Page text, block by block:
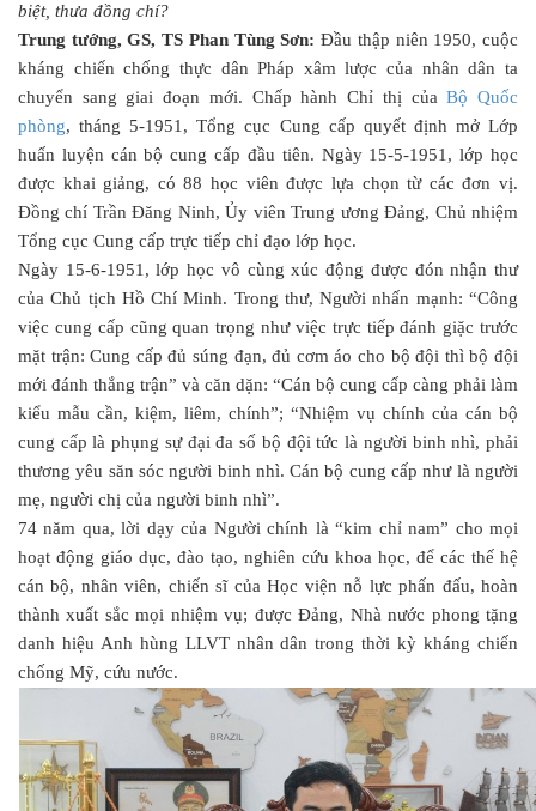
biệt, thưa đồng chí?
Trung tướng, GS, TS Phan Tùng Sơn:Đầu thập niên 1950, cuộc
kháng chiến chống thực dân Pháp xâm lược của nhân dân ta
chuyển sang giai đoạn mới. Chấp hành Chỉ thị củaBộ Quốc
phòng, tháng 5-1951, Tổng cục Cung cấp quyết định mở Lớp
huấn luyện cán bộ cung cấp đầu tiên. Ngày 15-5-1951, lớp học
được khai giảng, có 88 học viên được lựa chọn từ các đơn vị.
Đồng chí Trần Đăng Ninh, Ủy viên Trung ương Đảng, Chủ nhiệm
Tổng cục Cung cấp trực tiếp chỉ đạo lớp học.
Ngày 15-6-1951, lớp học vô cùng xúc động được đón nhận thư
của Chủ tịch Hồ Chí Minh. Trong thư, Người nhấn mạnh: “Công
việc cung cấp cũng quan trọng như việc trực tiếp đánh giặc trước
mặt trận: Cung cấp đủ súng đạn, đủ cơm áo cho bộ đội thì bộ đội
mới đánh thắng trận” và căn dặn: “Cán bộ cung cấp càng phải làm
kiểu mẫu cần, kiệm, liêm, chính”; “Nhiệm vụ chính của cán bộ
cung cấp là phụng sự đại đa số bộ đội tức là người binh nhì, phải
thương yêu săn sóc người binh nhì. Cán bộ cung cấp như là người
mẹ, người chị của người binh nhì”.
74 năm qua, lời dạy của Người chính là “kim chỉ nam” cho mọi
hoạt động giáo dục, đào tạo, nghiên cứu khoa học, để các thế hệ
cán bộ, nhân viên, chiến sĩ của Học viện nỗ lực phấn đấu, hoàn
thành xuất sắc mọi nhiệm vụ; được Đảng, Nhà nước phong tặng
danh hiệu Anh hùng LLVT nhân dân trong thời kỳ kháng chiến
chống Mỹ, cứu nước.